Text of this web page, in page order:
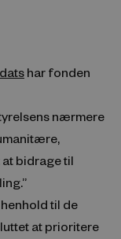
har fonden
nærmere
bidrage til
til de
at prioritere